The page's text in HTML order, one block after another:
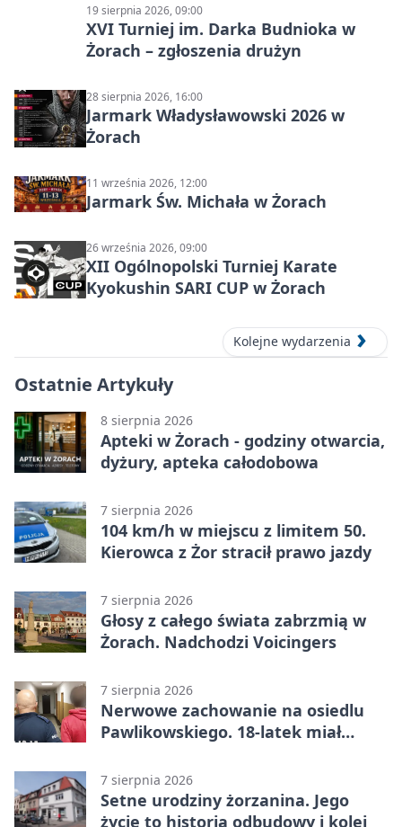
19 sierpnia 2026, 09:00
XVI Turniej im. Darka Budnioka w
Żorach – zgłoszenia drużyn
28 sierpnia 2026, 16:00
Jarmark Władysławowski 2026 w
Żorach
11 września 2026, 12:00
Jarmark Św. Michała w Żorach
26 września 2026, 09:00
XII Ogólnopolski Turniej Karate
Kyokushin SARI CUP w Żorach
Kolejne wydarzenia
Ostatnie Artykuły
8 sierpnia 2026
Apteki w Żorach - godziny otwarcia,
dyżury, apteka całodobowa
7 sierpnia 2026
104 km/h w miejscu z limitem 50.
Kierowca z Żor stracił prawo jazdy
7 sierpnia 2026
Głosy z całego świata zabrzmią w
Żorach. Nadchodzi Voicingers
7 sierpnia 2026
Nerwowe zachowanie na osiedlu
Pawlikowskiego. 18-latek miał
7 sierpnia 2026
Setne urodziny żorzanina. Jego
życie to historia odbudowy i kolei